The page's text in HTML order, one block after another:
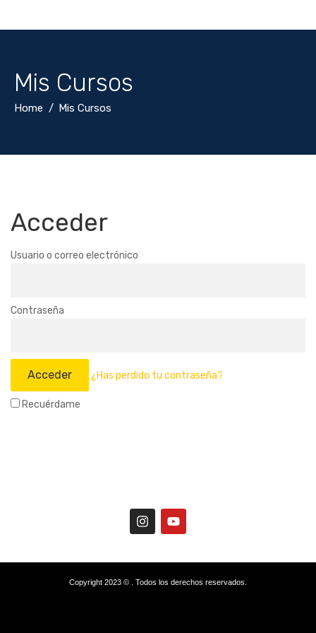
Mis Cursos
Home Mis Cursos
Acceder
Usuario o correo electrónico
Contraseña
¿Has perdido tu contraseña?
Recuérdame
Copyright 2023 © . Todos los derechos reservados.